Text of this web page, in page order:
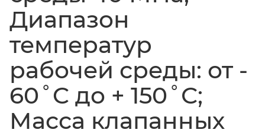
Диапазон
температур
рабочей среды: от -
60˚C до + 150˚С;
Масса клапанных